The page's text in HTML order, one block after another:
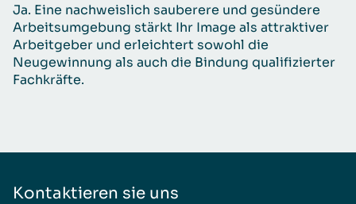
Ja. Eine nachweislich sauberere und gesündere
Arbeitsumgebung stärkt Ihr Image als attraktiver
Arbeitgeber und erleichtert sowohl die
Neugewinnung als auch die Bindung qualifizierter
Fachkräfte.
Kontaktieren sie uns